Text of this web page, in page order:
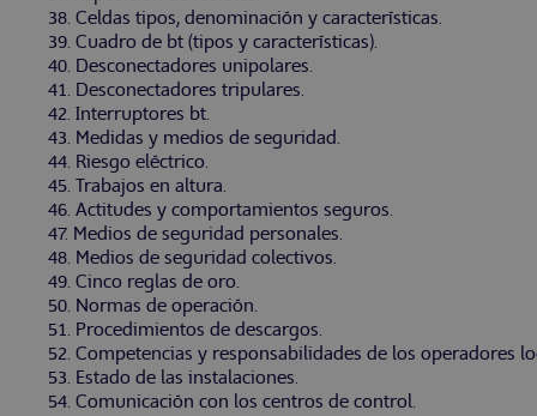
38. Celdas tipos, denominación y características.
39. Cuadro de bt (tipos y características).
40. Desconectadores unipolares.
41. Desconectadores tripulares.
42. Interruptores bt.
43. Medidas y medios de seguridad.
44. Riesgo eléctrico.
45. Trabajos en altura.
46. Actitudes y comportamientos seguros.
47. Medios de seguridad personales.
48. Medios de seguridad colectivos.
49. Cinco reglas de oro.
50. Normas de operación.
51. Procedimientos de descargos.
52. Competencias y responsabilidades de los operadores
53. Estado de las instalaciones.
54. Comunicación con los centros de control.